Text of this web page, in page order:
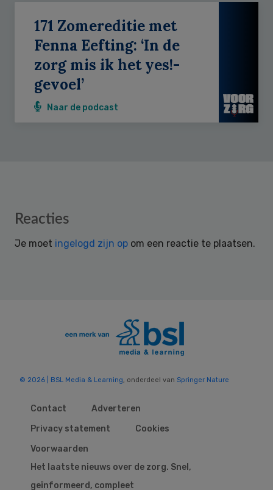
171 Zomereditie met
Fenna Eefting: ‘In de
zorg mis ik het yes!-
gevoel’
Naar de podcast
Reader
Reacties
Je moet ingelogd zijn op om een reactie te plaatsen.
© 2026 | BSL Media & Learning, onderdeel van Springer Nature
Contact
Adverteren
Privacy statement
Cookies
Voorwaarden
Het laatste nieuws over de zorg. Snel,
geïnformeerd, compleet